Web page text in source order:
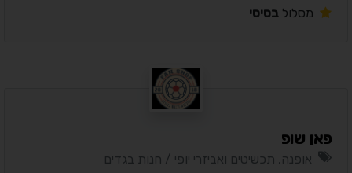
מסלול בסיסי
פאן שופ
אופנה, תכשיטים ואביזרי יופי / חנות בגדים